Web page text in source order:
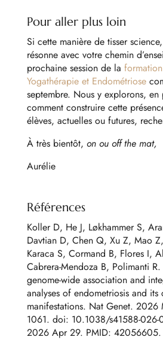
Pour aller plus loin
Si cette manière de tisser
résonne avec votre chemin
prochaine session de la
Yogathérapie et Endométriose
septembre. Nous y explorons,
comment construire cette
élèves, actuelles ou futures,
À très bientôt, on ou off the mat,
Aurélie
Références
Koller D, He J, Løkhammer S,
Davtian D, Chen Q, Xu Z, Mao
Karaca S, Cormand B, Flores I,
Cabrera-Mendoza B, Polimanti
genome-wide association and
analyses of endometriosis and its
manifestations. Nat Genet. 2026
1061. doi: 10.1038/s41588-026-
2026 Apr 29. PMID: 42056605.